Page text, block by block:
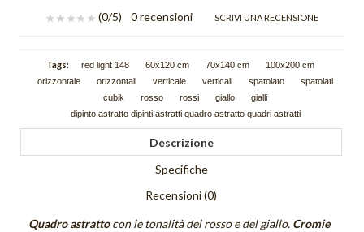
Trama
Tutti i quadri astratti
DIPINTI FIGURATIVI
Quadri Composizioni Figurative
Quadri Jazz
(0/5) 0 recensioni SCRIVI UNA RECENSIONE
Tags: red light 148 60x120 cm 70x140 cm
100x200 cm
orizzontale
orizzontali verticale verticali spatolato
spatolati
cubik
rosso rossi giallo
gialli
dipinto astratto dipinti astratti quadro astratto quadri astratti
Descrizione
Specifiche
Recensioni (0)
Quadro astrattocon le tonalità del rosso e del giallo. Cromie